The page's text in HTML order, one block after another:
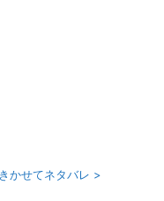
かせてネタバレ >